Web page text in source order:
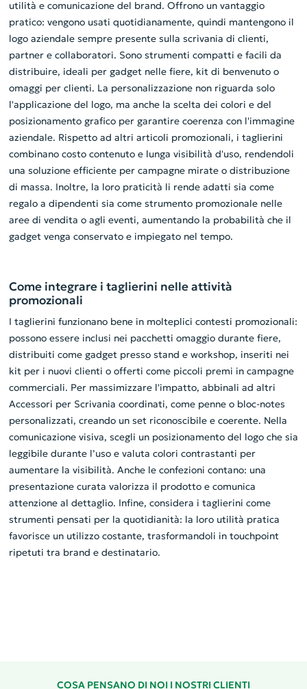
utilità e comunicazione del brand. Offrono un vantaggio
pratico: vengono usati quotidianamente, quindi mantengono il
logo aziendale sempre presente sulla scrivania di clienti,
partner e collaboratori. Sono strumenti compatti e facili da
distribuire, ideali per gadget nelle fiere, kit di benvenuto o
omaggi per clienti. La personalizzazione non riguarda solo
l'applicazione del logo, ma anche la scelta dei colori e del
posizionamento grafico per garantire coerenza con l'immagine
aziendale. Rispetto ad altri articoli promozionali, i taglierini
combinano costo contenuto e lunga visibilità d'uso, rendendoli
una soluzione efficiente per campagne mirate o distribuzione
di massa. Inoltre, la loro praticità li rende adatti sia come
regalo a dipendenti sia come strumento promozionale nelle
aree di vendita o agli eventi, aumentando la probabilità che il
gadget venga conservato e impiegato nel tempo.
Come integrare i taglierini nelle attività
promozionali
I taglierini funzionano bene in molteplici contesti promozionali:
possono essere inclusi nei pacchetti omaggio durante fiere,
distribuiti come gadget presso stand e workshop, inseriti nei
kit per i nuovi clienti o offerti come piccoli premi in campagne
commerciali. Per massimizzare l'impatto, abbinali ad altri
Accessori per Scrivania coordinati, come penne o bloc-notes
personalizzati, creando un set riconoscibile e coerente. Nella
comunicazione visiva, scegli un posizionamento del logo che sia
leggibile durante l’uso e valuta colori contrastanti per
aumentare la visibilità. Anche le confezioni contano: una
presentazione curata valorizza il prodotto e comunica
attenzione al dettaglio. Infine, considera i taglierini come
strumenti pensati per la quotidianità: la loro utilità pratica
favorisce un utilizzo costante, trasformandoli in touchpoint
ripetuti tra brand e destinatario.
COSA PENSANO DI NOI I NOSTRI CLIENTI